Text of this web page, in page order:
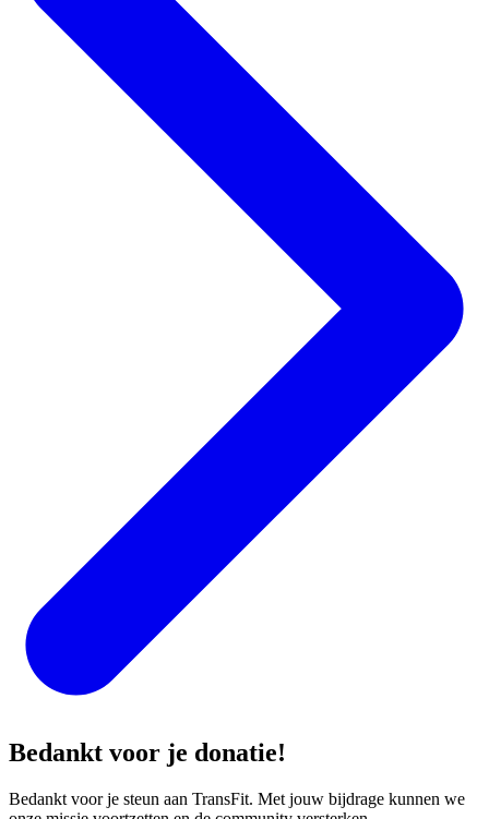
Bedankt voor je donatie!
Bedankt voor je steun aan TransFit. Met jouw bijdrage kunnen we